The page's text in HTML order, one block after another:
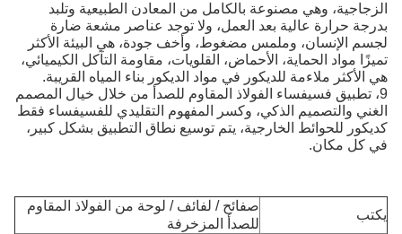
الزجاجية، وهي مصنوعة بالكامل من المعادن الطبيعية وتلبد
بدرجة حرارة عالية بعد العمل، ولا توجد عناصر مشعة ضارة
لجسم الإنسان، وملمس مضغوط، وأخف جودة، هي البيئة الأكثر
تميزًا مواد الحماية، الأحماض، القلويات، مقاومة التآكل الكيميائي،
هي الأكثر ملاءمة للديكور في مواد الديكور بناء المياه القريبة.
9، تطبيق فسيفساء الفولاذ المقاوم للصدأ من خلال خيال المصمم
الغني والتصميم الذكي، وكسر المفهوم التقليدي للفسيفساء فقط
كديكور للحوائط الخارجية، يتم توسيع نطاق التطبيق بشكل كبير،
في كل مكان.
يكتب
صفائح / لفائف / لوحة من الفولاذ المقاوم
للصدأ المزخرفة